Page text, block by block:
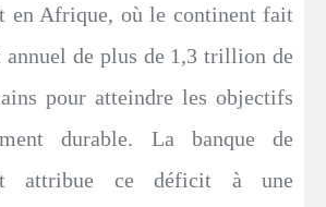
en Afrique, où le continent fait
annuel de plus de 1,3 trillion de
pour atteindre les objectifs
durable. La banque de
attribue ce déficit à une